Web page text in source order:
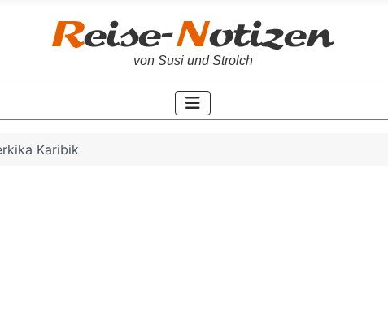
von Susi und Strolch
Karibik